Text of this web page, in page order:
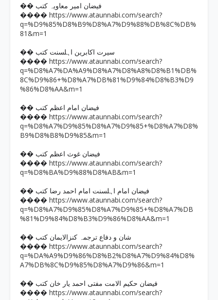
�� فیضان امیر معاویہ کتب
���� https://www.ataunnabi.com/search?
q=%D9%85%D8%B9%D8%A7%D9%88%DB%8C%DB%
81&m=1
�� سیرت اکابرین اہلسنت کتب
���� https://www.ataunnabi.com/search?
q=%D8%A7%DA%A9%D8%A7%D8%A8%D8%B1%DB%
8C%D9%86+%D8%A7%DB%81%D9%84%D8%B3%D9
%86%D8%AA&m=1
�� فیضان امام اعظم کتب
���� https://www.ataunnabi.com/search?
q=%D8%A7%D9%85%D8%A7%D9%85+%D8%A7%D8%
B9%D8%B8%D9%85&m=1
�� فیضان غوث اعظم کتب
���� https://www.ataunnabi.com/search?
q=%D8%BA%D9%88%D8%AB&m=1
�� فیضان امام اہلسنت امام احمد رضا کتب
���� https://www.ataunnabi.com/search?
q=%D8%A7%D9%85%D8%A7%D9%85+%D8%A7%DB
%81%D9%84%D8%B3%D9%86%D8%AA&m=1
�� شان و دفاع ترجمہ کنزالایمان کتب
���� https://www.ataunnabi.com/search?
q=%DA%A9%D9%86%D8%B2%D8%A7%D9%84%D8%
A7%DB%8C%D9%85%D8%A7%D9%86&m=1
�� فیضان حکیم الامت مفتی احمد یار خان کتب
���� https://www.ataunnabi.com/search?